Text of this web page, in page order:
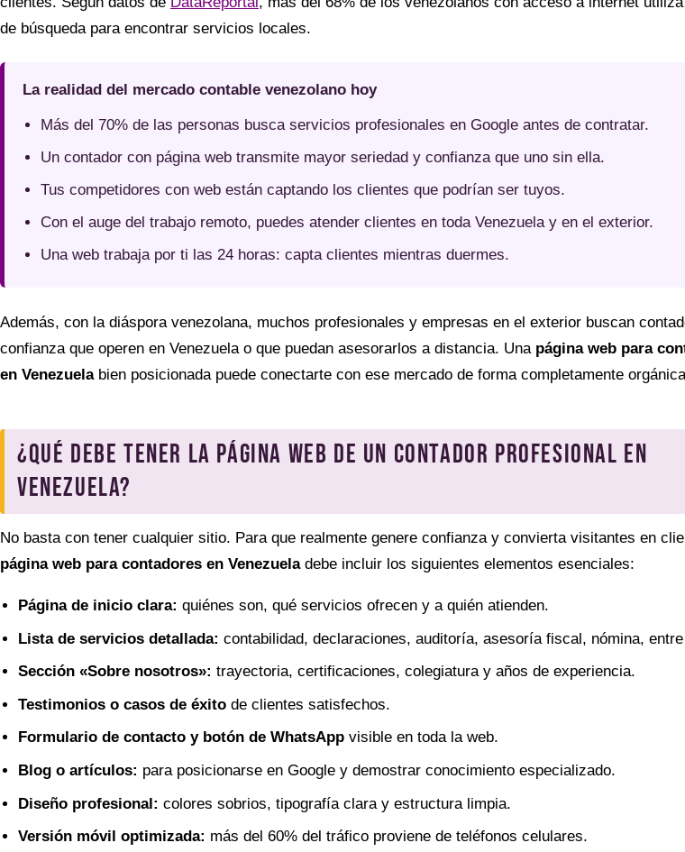
de búsqueda para encontrar servicios locales.
La realidad del mercado contable venezolano hoy
Más del 70% de las personas busca servicios profesionales en Google antes de contratar.
Un contador con página web transmite mayor seriedad y confianza que uno sin ella.
Tus competidores con web están captando los clientes que podrían ser tuyos.
Con el auge del trabajo remoto, puedes atender clientes en toda Venezuela y en el exterior.
Una web trabaja por ti las 24 horas: capta clientes mientras duermes.
Además, con la diáspora venezolana, muchos profesionales y empresas en el exterior buscan
confianza que operen en Venezuela o que puedan asesorarlos a distancia. Una página web para
en Venezuelabien posicionada puede conectarte con ese mercado de forma completamente
¿Qué debe tener la página web de un contador profesional en
Venezuela?
No basta con tener cualquier sitio. Para que realmente genere confianza y convierta visitantes en
página web para contadores en Venezueladebe incluir los siguientes elementos esenciales:
Página de inicio clara: quiénes son, qué servicios ofrecen y a quién atienden.
Lista de servicios detallada: contabilidad, declaraciones, auditoría, asesoría fiscal, nómina,
Sección «Sobre nosotros»: trayectoria, certificaciones, colegiatura y años de experiencia.
Testimonios o casos de éxito de clientes satisfechos.
Formulario de contacto y botón de WhatsApp visible en toda la web.
Blog o artículos: para posicionarse en Google y demostrar conocimiento especializado.
Diseño profesional: colores sobrios, tipografía clara y estructura limpia.
Versión móvil optimizada: más del 60% del tráfico proviene de teléfonos celulares.